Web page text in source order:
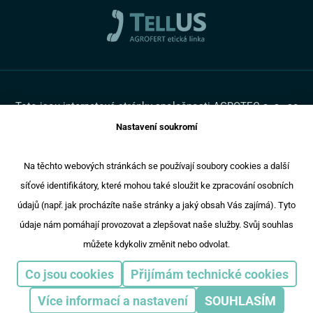
Promotruck
Cookies
Toto jsou internetové stránky společnosti AGROTEC a. s., se
zapsané v OR vedeném Krajským soudem v Brně, oddíl B,
AGROFERT řízeného společností AGROFERT, a.s., IČ
26185610, se sídlem na adrese Pyšelská 2327/2, Chodov, 149
00 Praha 4.
Copyright © 2024 AGROTEC a.s
Agrotec Auto Agrotec Trucks Eagrotec
Agri CS
Agrotec Plus
Nastavení soukromí
Na těchto webových stránkách se používají soubory cookies a další
síťové identifikátory, které mohou také sloužit ke zpracování osobních
údajů (např. jak procházíte naše stránky a jaký obsah Vás zajímá). Tyto
údaje nám pomáhají provozovat a zlepšovat naše služby. Svůj souhlas
můžete kdykoliv změnit nebo odvolat.
Co jsou cookies
Přijímám technické cookies
Více informací a nastavení
SOUHLASÍM